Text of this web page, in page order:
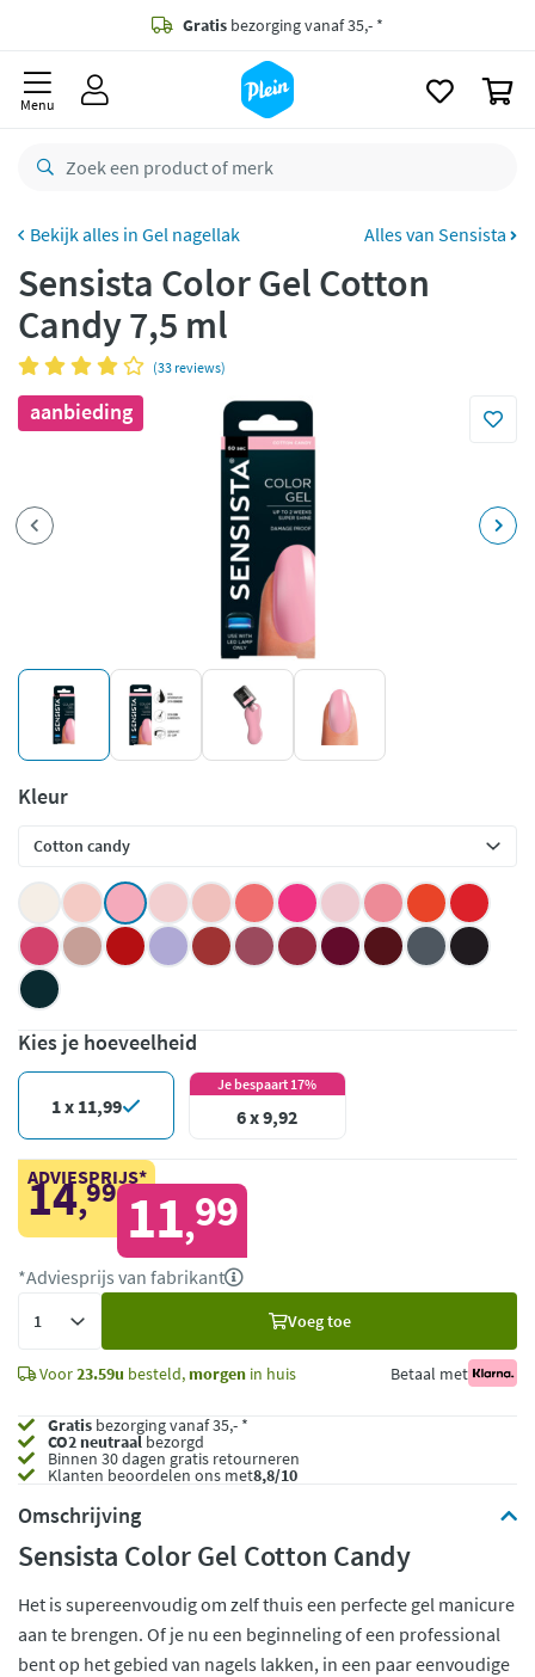
Gratis bezorging vanaf 35,- *
besteld,
retourneren
CO2 neutraal
Betaal met Klarna
Menu
Gel nagellak Alles van Sensista
Sensista Color Gel Cotton
Candy 7,5 ml
(33 reviews)
aanbieding
Kleur
Kies je hoeveelheid
1 x 11,99
Je bespaart 17%
6 x 9,92
ADVIESPRIJS*
14,99 11,99
*Adviesprijs van fabrikant
Voeg toe
Voor23.59u besteld, morgen in huis Betaal met
Gratis bezorging vanaf 35,- *
CO2 neutraalbezorgd
Binnen 30 dagen gratis retourneren
Klanten beoordelen ons met8,8/10
Omschrijving
Sensista Color Gel Cotton Candy
Het is supereenvoudig om zelf thuis een perfecte gel manicure
aan te brengen. Of je nu een beginneling of een professional
bent op het gebied van nagels lakken, in een paar eenvoudige